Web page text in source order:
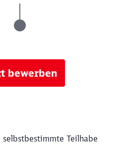
bewerben
Teilhabe